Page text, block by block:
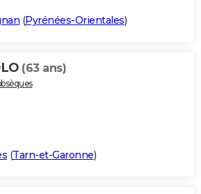
(Pyrénées-Orientales)
(63 ans)
(Tarn-et-Garonne)